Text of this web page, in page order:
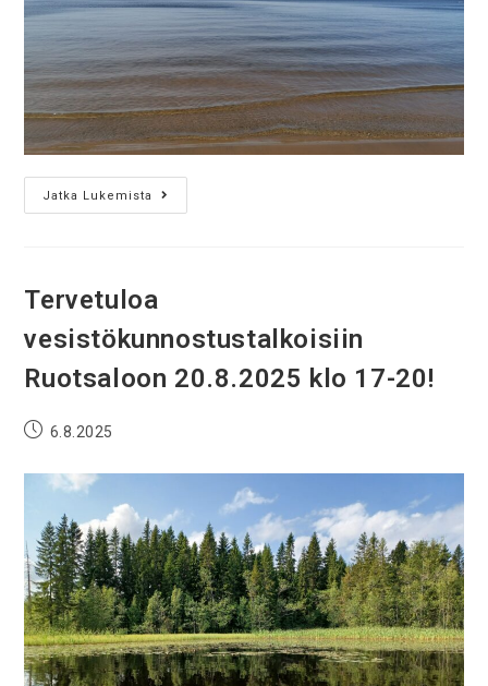
Jatka Lukemista
Tervetuloa
vesistökunnostustalkoisiin
Ruotsaloon 20.8.2025 klo 17-20!
6.8.2025